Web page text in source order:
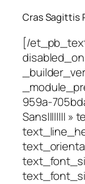
Cras Sagittis
[/
959a-
Sans|||||||| »